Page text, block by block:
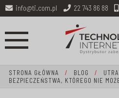
info@ti.com.pl 22 743 86 88
STRONA GŁÓWNA / BLOG /
BEZPIECZEŃSTWA, KTÓREGO NIE